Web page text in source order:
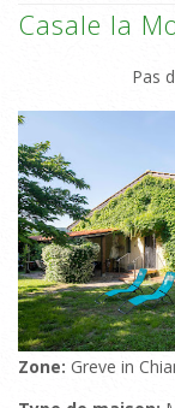
Casale la
Pas
Zone: Greve in